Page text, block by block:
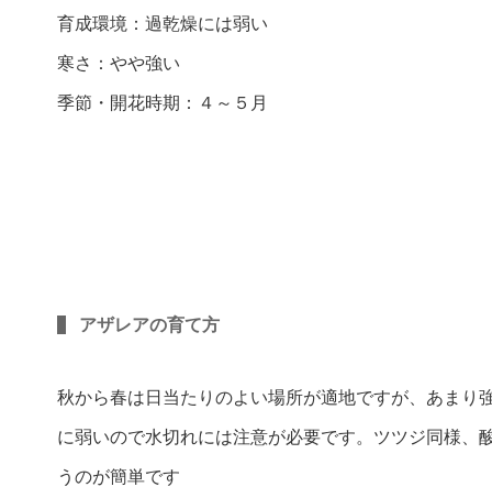
育成環境：過乾燥には弱い
寒さ：やや強い
季節・開花時期：４～５月
アザレアの育て方
秋から春は日当たりのよい場所が適地ですが、あまり
に弱いので水切れには注意が必要です。ツツジ同様、
うのが簡単です